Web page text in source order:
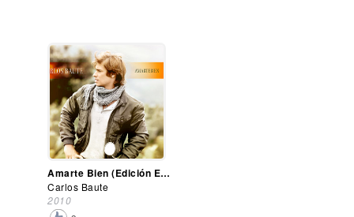
Amarte Bien (Edición Especial)
Carlos Baute
2010